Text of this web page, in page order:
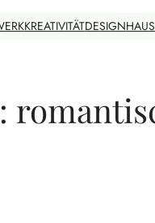
KREATIVITÄTDESIGN